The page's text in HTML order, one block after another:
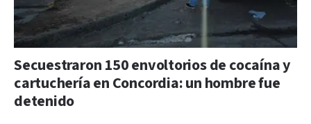
Secuestraron 150 envoltorios de cocaína y
cartuchería en Concordia: un hombre fue
detenido